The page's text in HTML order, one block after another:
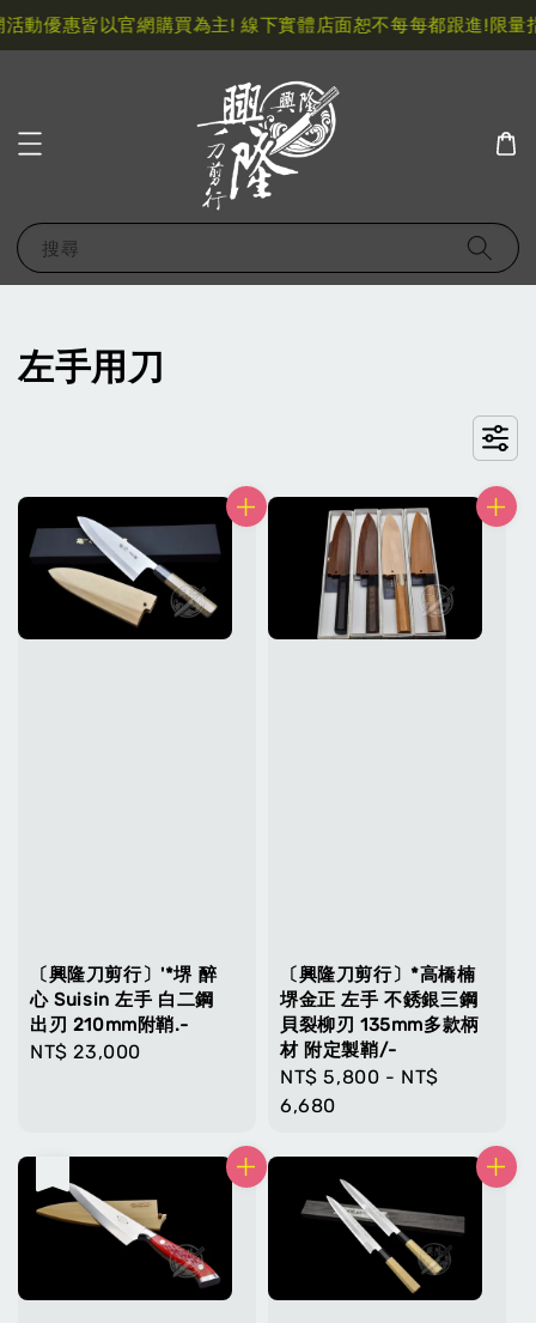
優惠皆以官網購買為主! 線下實體店面恕不每每都跟進!限量指
搜尋
左手用刀
〔興隆刀剪行〕'*堺 醉
心 Suisin 左手 白二鋼
出刃 210mm附鞘.-
Regular
NT$ 23,000
〔興隆刀剪行〕*高橋楠
堺金正 左手 不銹銀三鋼
貝裂柳刃 135mm多款柄
材 附定製鞘/-
Regular
price
NT$ 5,800 - NT$
6,680